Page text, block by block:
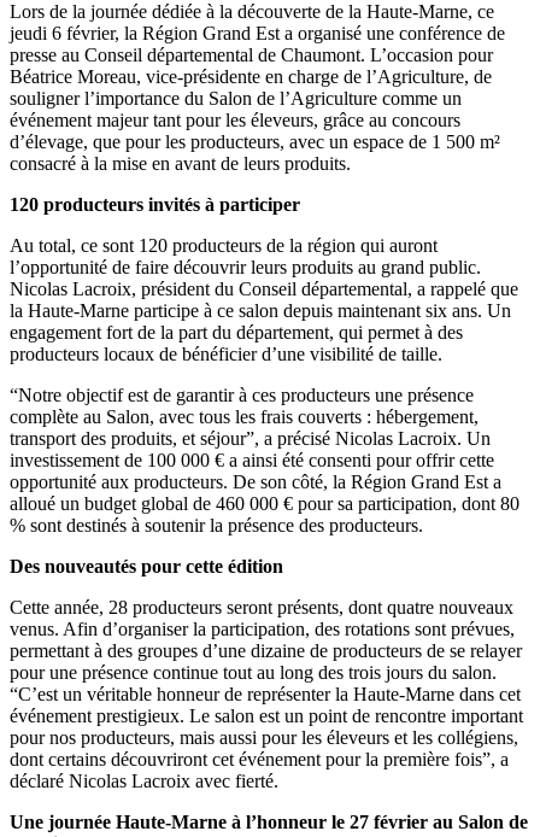
Lors de la journée dédiée à la découverte de la Haute-Marne, ce
jeudi 6 février, la Région Grand Est a organisé une conférence de
presse au Conseil départemental de Chaumont. L’occasion pour
Béatrice Moreau, vice-présidente en charge de l’Agriculture, de
souligner l’importance du Salon de l’Agriculture comme un
événement majeur tant pour les éleveurs, grâce au concours
d’élevage, que pour les producteurs, avec un espace de 1 500 m²
consacré à la mise en avant de leurs produits.
120 producteurs invités à participer
Au total, ce sont 120 producteurs de la région qui auront
l’opportunité de faire découvrir leurs produits au grand public.
Nicolas Lacroix, président du Conseil départemental, a rappelé que
la Haute-Marne participe à ce salon depuis maintenant six ans. Un
engagement fort de la part du département, qui permet à des
producteurs locaux de bénéficier d’une visibilité de taille.
“Notre objectif est de garantir à ces producteurs une présence
complète au Salon, avec tous les frais couverts : hébergement,
transport des produits, et séjour”, a précisé Nicolas Lacroix. Un
investissement de 100 000 € a ainsi été consenti pour offrir cette
opportunité aux producteurs. De son côté, la Région Grand Est a
alloué un budget global de 460 000 € pour sa participation, dont 80
% sont destinés à soutenir la présence des producteurs.
Des nouveautés pour cette édition
Cette année, 28 producteurs seront présents, dont quatre nouveaux
venus. Afin d’organiser la participation, des rotations sont prévues,
permettant à des groupes d’une dizaine de producteurs de se relayer
pour une présence continue tout au long des trois jours du salon.
“C’est un véritable honneur de représenter la Haute-Marne dans cet
événement prestigieux. Le salon est un point de rencontre important
pour nos producteurs, mais aussi pour les éleveurs et les collégiens,
dont certains découvriront cet événement pour la première fois”, a
déclaré Nicolas Lacroix avec fierté.
Une journée Haute-Marne à l’honneur le 27 février au Salon de